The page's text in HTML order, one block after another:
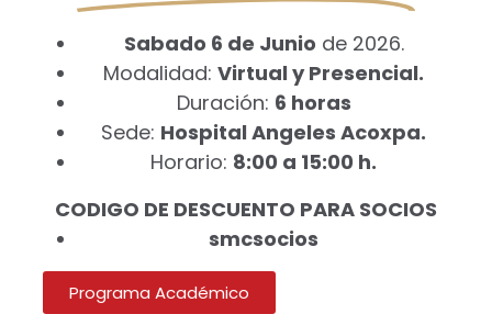
Sabado 6 de Junio de 2026.
Modalidad: Virtual y Presencial.
Duración: 6 horas
Sede: Hospital Angeles Acoxpa.
Horario: 8:00 a 15:00 h.
CODIGO DE DESCUENTO PARA SOCIOS
smcsocios
Programa Académico